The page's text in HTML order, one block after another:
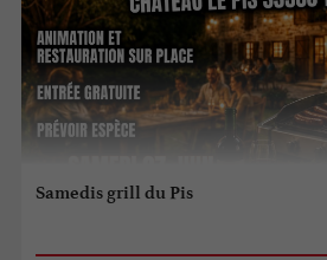
Samedis grill du Pis